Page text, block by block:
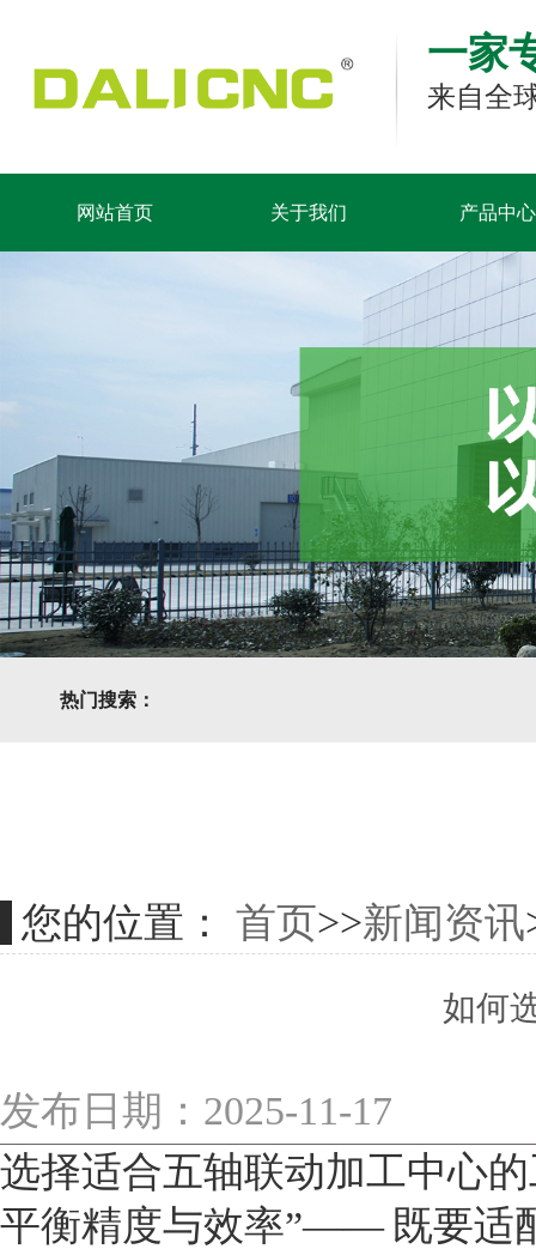
一家
来自全
网站首页 关于我们 产品中心
热门搜索：
您的位置： 首页>>新闻资讯
如何
发布日期：2025-11-17
选择适合五轴联动加工中心
平衡精度与效率”—— 既要适